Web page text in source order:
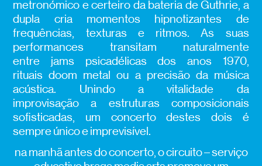
metronómico e certeiro da bateria de Guthrie, a
dupla cria momentos hipnotizantes de
frequências, texturas e ritmos. As suas
performances transitam naturalmente
entre jams psicadélicas dos anos 1970,
rituais doom metal ou a precisão da música
acústica. Unindo a vitalidade da
improvisação a estruturas composicionais
sofisticadas, um concerto destes dois é
sempre único e imprevisível.
na manhã antes do concerto, o circuito – serviço